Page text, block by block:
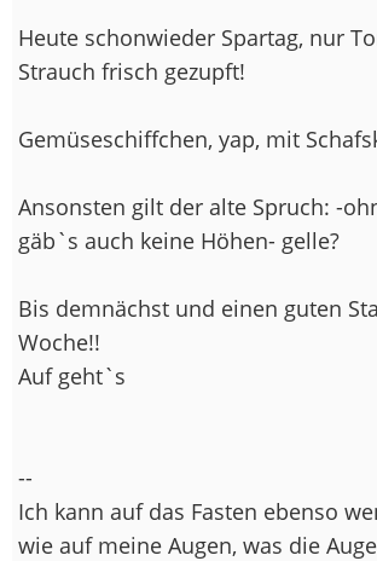
Heute schonwieder Spartag, nur
Strauch frisch gezupft!
Gemüseschiffchen, yap, mit
Ansonsten gilt der alte Spruch: -
gäb`s auch keine Höhen- gelle?
Bis demnächst und einen guten
Woche!!
Auf geht`s
--
Ich kann auf das Fasten ebenso
wie auf meine Augen, was die